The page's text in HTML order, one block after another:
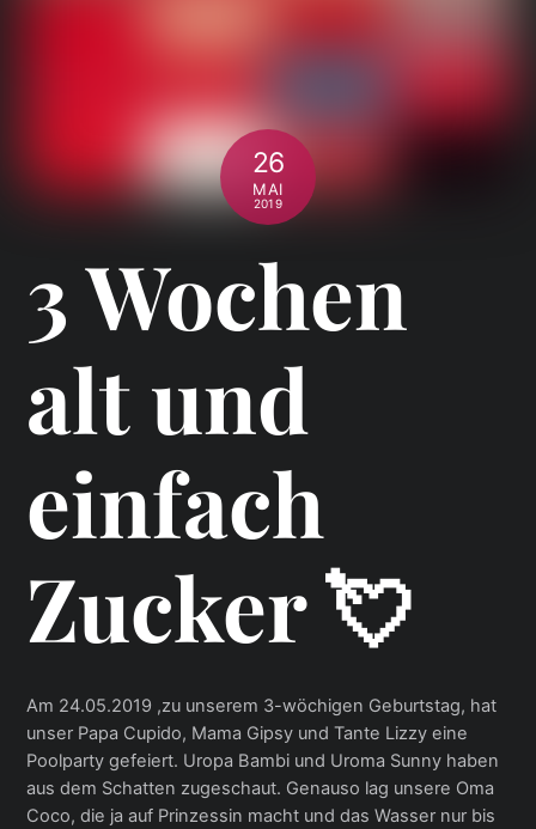
26
MAI
2019
3 Wochen
alt und
einfach
Zucker 💘
Am 24.05.2019 ,zu unserem 3-wöchigen Geburtstag, hat
unser Papa Cupido, Mama Gipsy und Tante Lizzy eine
Poolparty gefeiert. Uropa Bambi und Uroma Sunny haben
aus dem Schatten zugeschaut. Genauso lag unsere Oma
Coco, die ja auf Prinzessin macht und das Wasser nur bis